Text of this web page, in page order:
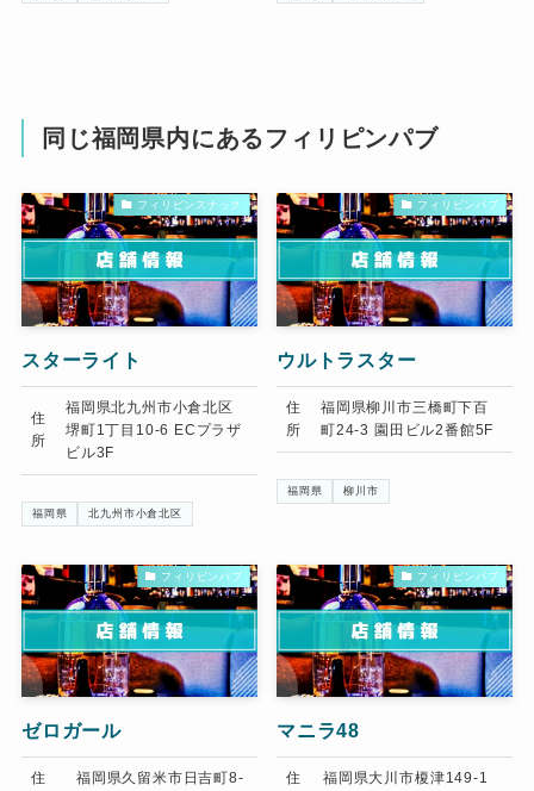
同じ福岡県内にあるフィリピンパブ
フィリピンスナック
スターライト
住
所
福岡県北九州市小倉北区
堺町1丁目10-6 ECプラザ
ビル3F
福岡県 北九州市小倉北区
フィリピンパブ
ウルトラスター
住
所
福岡県柳川市三橋町下百
町24-3 園田ビル2番館5F
福岡県 柳川市
フィリピンパブ
ゼロガール
住
福岡県久留米市日吉町8-
フィリピンパブ
マニラ48
住
福岡県大川市榎津149-1